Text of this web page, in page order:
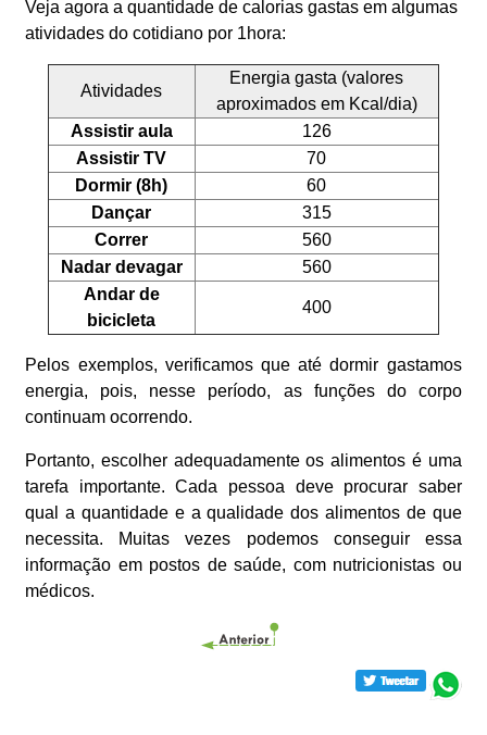
Veja agora a quantidade de calorias gastas em algumas
atividades do cotidiano por 1hora:
Atividades
Energia gasta (valores
aproximados em Kcal/dia)
Assistir aula
126
Assistir TV
70
Dormir (8h)
60
Dançar
315
Correr
560
Nadar devagar
560
Andar de
bicicleta
400
Pelos exemplos, verificamos que até dormir gastamos
energia, pois, nesse período, as funções do corpo
continuam ocorrendo.
Portanto, escolher adequadamente os alimentos é uma
tarefa importante. Cada pessoa deve procurar saber
qual a quantidade e a qualidade dos alimentos de que
necessita. Muitas vezes podemos conseguir essa
informação em postos de saúde, com nutricionistas ou
médicos.